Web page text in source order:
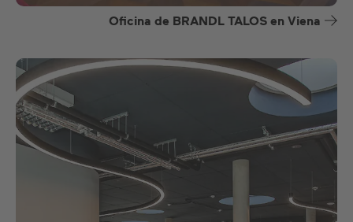
Oficina de BRANDL TALOS en Viena